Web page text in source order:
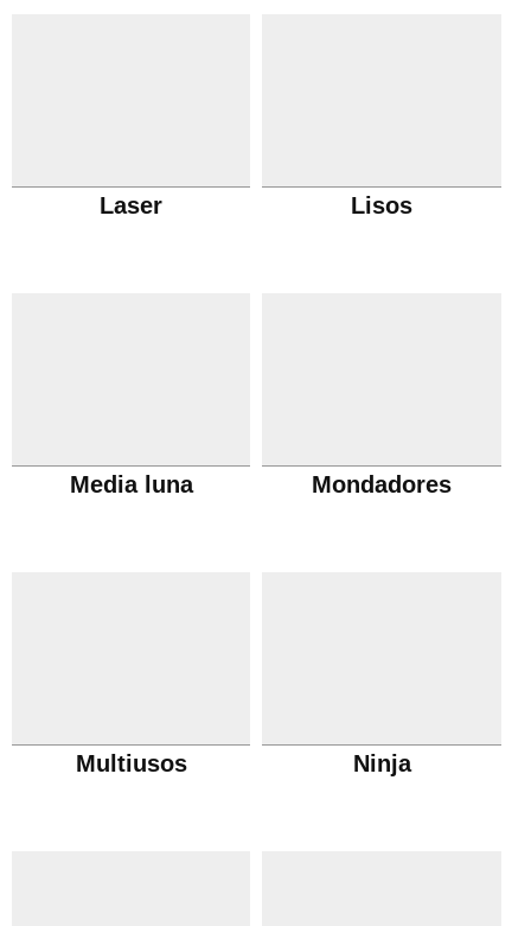
Laser Lisos
Media luna Mondadores
Multiusos Ninja